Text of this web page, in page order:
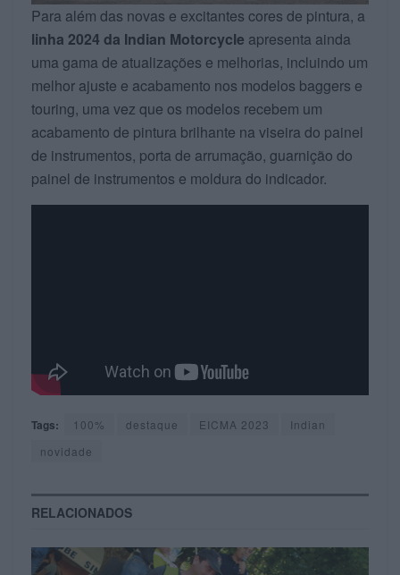
Para além das novas e excitantes cores de pintura, a
linha 2024 da Indian Motorcycle apresenta ainda
uma gama de atualizações e melhorias, incluindo um
melhor ajuste e acabamento nos modelos baggers e
touring, uma vez que os modelos recebem um
acabamento de pintura brilhante na viseira do painel
de instrumentos, porta de arrumação, guarnição do
painel de instrumentos e moldura do indicador.
Tags: 100% destaque EICMA 2023
Indian
novidade
RELACIONADOS